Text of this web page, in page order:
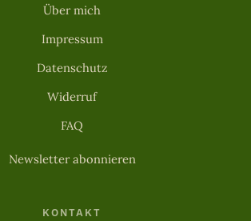
Über mich
Impressum
Datenschutz
Widerruf
FAQ
Newsletter abonnieren
KONTAKT